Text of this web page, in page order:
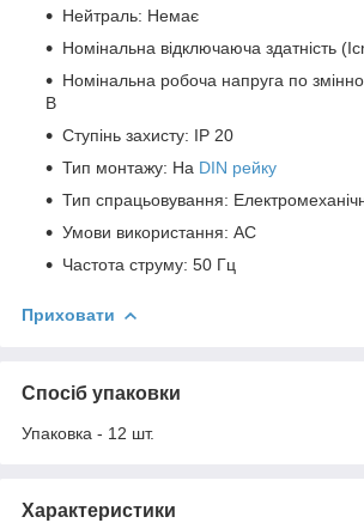
Нейтраль: Немає
Номінальна відключаюча здатність
Номінальна робоча напруга по
В
Ступінь захисту: IP 20
Тип монтажу: На DIN рейку
Тип спрацьовування:
Умови використання: АС
Частота струму: 50 Гц
Приховати
Спосіб упаковки
Упаковка - 12 шт.
Характеристики